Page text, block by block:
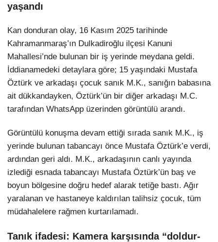
yaşandı
Kan donduran olay, 16 Kasım 2025 tarihinde
Kahramanmaraş’ın Dulkadiroğlu ilçesi Kanuni
Mahallesi’nde bulunan bir iş yerinde meydana geldi.
İddianamedeki detaylara göre; 15 yaşındaki Mustafa
Öztürk ve arkadaşı çocuk sanık M.K., sanığın babasına
ait dükkandayken, Öztürk’ün bir diğer arkadaşı M.C.
tarafından WhatsApp üzerinden görüntülü arandı.
Görüntülü konuşma devam ettiği sırada sanık M.K., iş
yerinde bulunan tabancayı önce Mustafa Öztürk’e verdi,
ardından geri aldı. M.K., arkadaşının canlı yayında
izlediği esnada tabancayı Mustafa Öztürk’ün baş ve
boyun bölgesine doğru hedef alarak tetiğe bastı. Ağır
yaralanan ve hastaneye kaldırılan talihsiz çocuk, tüm
müdahalelere rağmen kurtarılamadı.
Tanık ifadesi: Kamera karşısında “doldur-